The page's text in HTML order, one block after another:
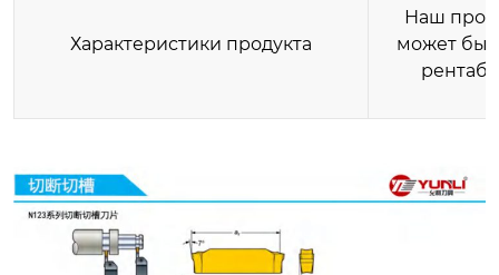
Характеристики продукта
Наш
может